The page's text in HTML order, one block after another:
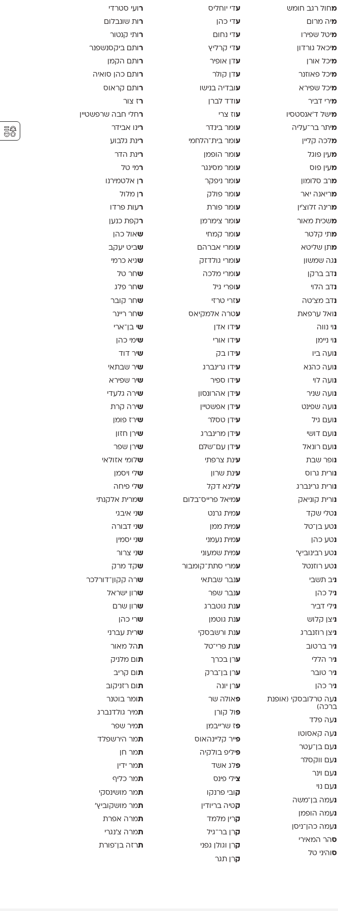
מחול רגב חומש
מיה מרום
מיטל שפירו
מיכאל גורדון
מיכל אורן
מיכל פאוזנר
מיכל שפירא
מירי דביר
מישל ד׳אנסטסיו
מיתר בר־עליה
מלכה קליין
מעין פוגל
מעין פוס
מרב סלומון
מריאנה יאר
מרינה זלוצ׳ין
משכית מאור
מתי קלטר
מתן שליטא
נגה שמשון
נדב ברקן
נדב הלוי
נדב מצ׳טה
נ ואל ערפאת
נ וי נווה
נ וי ניימן
נ ועה ביו
נ ועה כהנא
נ ועה לוי
נ ועה שניר
נ ועה שפינט
נ ועם גיל
נ ועם דושי
נ ועם רונאל
נ ופר שבת
נ ורית גרוס
נ ורית גרינברג
נ ורית קוניאק
נטלי שקד
נטע בן־טל
נטע כהן
נטע רבינוביץ׳
נטע רוזנטל
ניב תשבי
ניל כהן
נילי דביר
ניצן קלוש
ניצן רוזנברג
ניר ברטוב
ניר הללי
ניר טובר
ניר כהן
נעה טרלובסקי (אופנת
ברכה)
נעה פלד
נעה קאסוטו
נעם בן־עטר
נעם ווקסלר
נעם וינר
נעם נוי
נעמה בן־משה
נעמה הופמן
נעמה כהן־ניסן
סהר המאירי
ס והיני טל
עדי יוחליס
עדי כהן
עדי נחום
עדי קרליץ
עדן אופיר
עדן קולר
ע ובדיה בנישו
ע ודד לברן
ע וז צרי
ע ומר בינדר
ע ומר בית־הלחמי
ע ומר הופמן
ע ומר מסינגר
ע ומר ניפקר
ע ומר פולק
ע ומר פורת
ע ומר צימרמן
ע ומר קמחי
ע ומרי אברהם
ע ומרי גולדזק
ע ומרי מלכה
ע ופרי גיל
עזרי טרזי
עטרה אלמקיאס
עידו אדן
עידו אורי
עידו בק
עידו גרינברג
עידו ספיר
עידן אהרונסון
עידן אפשטיין
עידן טסלר
עידן מרינברג
עידן עם־שלם
עינת צרפתי
עינת שרון
עלינא דקל
עמיאל פרייס־בלום
עמית גרנט
עמית ממן
עמית נעמני
עמית שמעוני
עמרי סתת־קומבור
ענבר שבתאי
ענבר שפר
ענת גוטברג
ענת גוטמן
ענת ורשבסקי
ענת פרי־טל
ערן בכרך
ערן בן־ברק
ערן יונה
פאולה שר
פ ול קורן
פז שרייבמן
פייר קליינהאוס
פיליפ בולקיה
פלג אשד
צילי פינס
ק ובי פרנקו
קטיה בריודין
קרין מלמד
קרן בר־גיל
קרן וגולן גפני
קרן תגר
רועי סטרדי
רות שונבלום
רותי קנטור
רותם ביקסנשפנר
רותם הקמן
רותם כהן סואיה
רותם קראוס
רז צור
רחלי חבה שרפשטיין
רינו אבידר
רינת גלבוע
רינת הדר
רמי טל
רן אלטמירנו
רן מלול
רעות פרדו
רקפת כנען
שאול כהן
שביט יעקב
שגיא כרמי
שחר טל
שחר פלג
שחר קובר
שחר ריינר
שי בן־ארי
שימי כהן
שיר דוד
שיר שבתאי
שיר שפירא
שירה גלעדי
שירה קרת
שירז פומן
שירן חזון
שירן שפר
שלומי אזולאי
שלי ויסמן
שלי פיחה
שמרית אלקנתי
שני איבגי
שני דבורה
שני יסמין
שני צרור
שקד מרק
שרה קקון־דורלכר
שרון ישראל
שרון שרם
שרי כהן
שרית עברני
תהל מאור
תום מלניק
תום קריב
תום רזניקוב
תומר בוטנר
תמיר גולדנברג
תמיר שפר
תמר הירשפלד
תמר חן
תמר ידין
תמר כליף
תמר מושינסקי
תמר מושקוביץ'
תמרה אפרת
תמרה צ׳נגרי
תרזה בן־פורת
⚥︎